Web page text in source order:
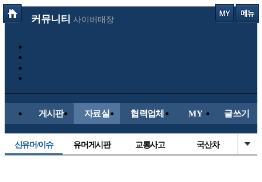
커뮤니티 사이버매장
게시판 자료실 협력업체 MY 글쓰기
신유머/이슈 유머게시판 교통사고 국산차